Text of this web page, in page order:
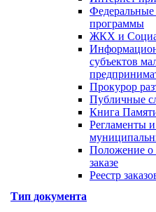
программы
ЖКХ и
субъектов
Прокурор
Публичные
Книга
Регламенты и
Положение
заказе
Реестр
Тип документа